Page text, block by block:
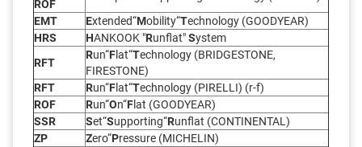
ROF
EMT
Extended“Mobility“Technology (GOODYEAR)
HRS
HANKOOK "Runflat"System
RFT
Run“Flat“Technology (BRIDGESTONE,
FIRESTONE)
RFT
Run“Flat“Technology (PIRELLI) (r-f)
ROF
Run“On“Flat (GOODYEAR)
SSR
Set“Supporting“Runflat (CONTINENTAL)
ZP
Zero“Pressure (MICHELIN)